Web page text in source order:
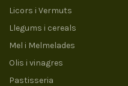
Licors i Vermuts
Llegums i cereals
Mel i Melmelades
Olis i vinagres
Pastisseria